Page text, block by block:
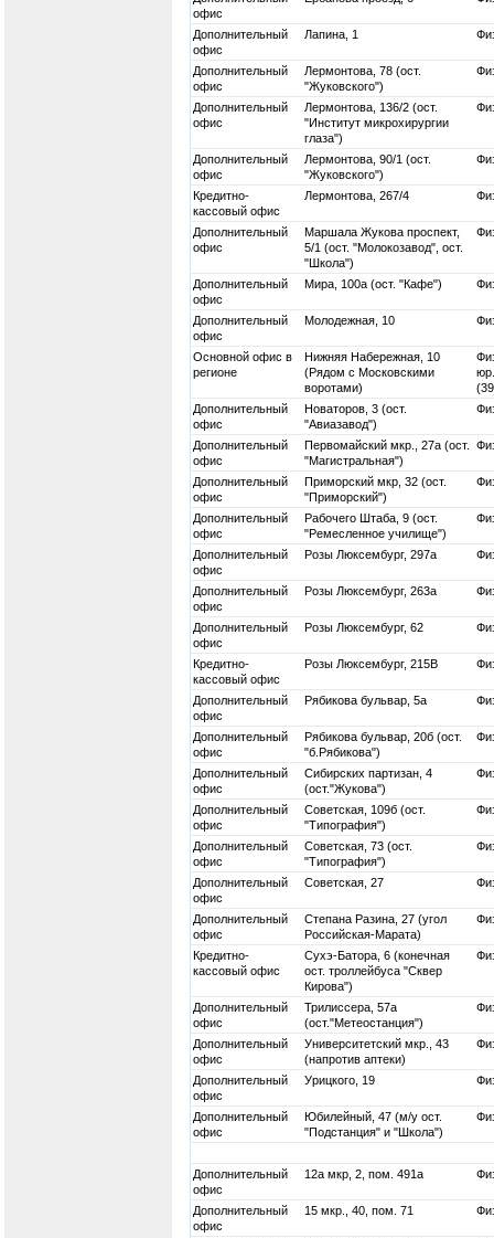
офис
Дополнительный
офис
Лапина, 1
Дополнительный
офис
Лермонтова, 78 (ост.
"Жуковского")
Дополнительный
офис
Лермонтова, 136/2 (ост.
"Институт микрохирургии
глаза")
Дополнительный
офис
Лермонтова, 90/1 (ост.
"Жуковского")
Кредитно-
кассовый офис
Лермонтова, 267/4
Дополнительный
офис
Маршала Жукова проспект,
5/1 (ост. "Молокозавод", ост.
"Школа")
Дополнительный
офис
Мира, 100а (ост. "Кафе")
Дополнительный
офис
Молодежная, 10
Основной офис в
регионе
Нижняя Набережная, 10
(Рядом с Московскими
воротами)
Дополнительный
офис
Новаторов, 3 (ост.
"Авиазавод")
Дополнительный
офис
Первомайский мкр., 27а (ост.
"Магистральная")
Дополнительный
офис
Приморский мкр, 32 (ост.
"Приморский")
Дополнительный
офис
Рабочего Штаба, 9 (ост.
"Ремесленное училище")
Дополнительный
офис
Розы Люксембург, 297а
Дополнительный
офис
Розы Люксембург, 263а
Дополнительный
офис
Розы Люксембург, 62
Кредитно-
кассовый офис
Розы Люксембург, 215В
Дополнительный
офис
Рябикова бульвар, 5а
Дополнительный
офис
Рябикова бульвар, 20б (ост.
"б.Рябикова")
Дополнительный
офис
Сибирских партизан, 4
(ост."Жукова")
Дополнительный
офис
Советская, 109б (ост.
"Типография")
Дополнительный
офис
Советская, 73 (ост.
"Типография")
Дополнительный
офис
Советская, 27
Дополнительный
офис
Степана Разина, 27 (угол
Российская-Марата)
Кредитно-
кассовый офис
Сухэ-Батора, 6 (конечная
ост. троллейбуса "Сквер
Кирова")
Дополнительный
офис
Трилиссера, 57а
(ост."Метеостанция")
Дополнительный
офис
Университетский мкр., 43
(напротив аптеки)
Дополнительный
офис
Урицкого, 19
Дополнительный
офис
Юбилейный, 47 (м/у ост.
"Подстанция" и "Школа")
Дополнительный
офис
12а мкр, 2, пом. 491а
Дополнительный
офис
15 мкр., 40, пом. 71